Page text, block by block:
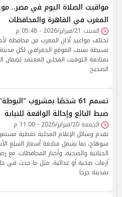
مواقيت الصلاة اليوم في مصر..
المغرب في القاهرة والمحافظات
السبت 21/فبراير/2026 - 05:48 م
تختلف مواعيد أذان المغرب من محافظة
بسيطة بسبب الموقع الجغرافي لكل
بمتابعة التوقيت المحلي المعتمد لضمان
الصحيح
تسمم 61 شخصًا بمشروب
ضبط البائع وإحالة الواقعة للنيابة
الجمعة 20/فبراير/2026 - 11:00 م
تقدم وسائل الإعلام المحلية تغطية
سوهاج، بما يشمل متابعة أسعار السلع
الحياتية والصحية، وأخبار المحافظات،
أزمات صحية أو غذائية، مثل ما حدث في
بمدينة جرجا